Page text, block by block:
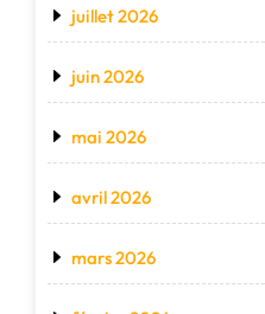
juillet 2026
juin 2026
mai 2026
avril 2026
mars 2026